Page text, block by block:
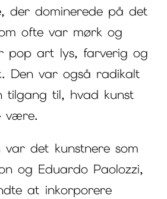
der dominerede på det
ofte var mørk og
pop art lys, farverig og
Den var også radikalt
tilgang til, hvad kunst
være.
var det kunstnere som
og Eduardo Paolozzi,
at inkorporere